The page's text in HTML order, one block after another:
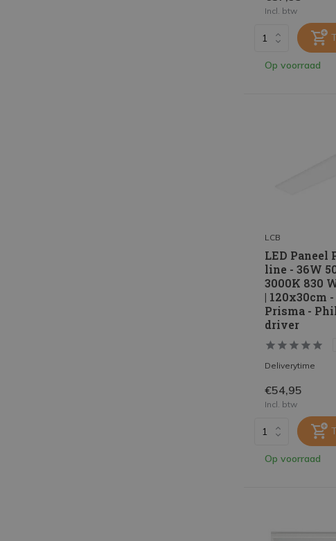
Incl. btw
Op voorraad
LCB
LED Paneel
line - 36W
3000K 830
| 120x30cm -
Prisma -
driver
Deliverytime
€54,95
Incl. btw
Op voorraad